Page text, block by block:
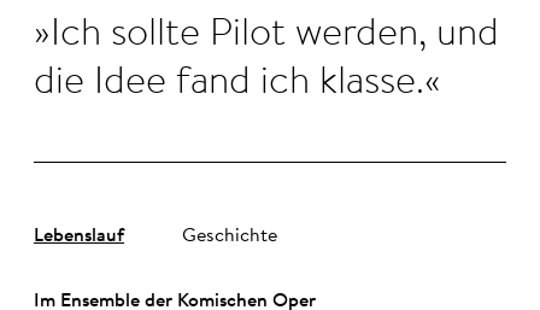
Ich sollte Pilot werden, und
die Idee fand ich klasse.
Lebenslauf Geschichte
Im Ensemble der Komischen Oper